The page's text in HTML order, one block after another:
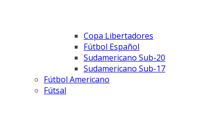
Copa Libertadores
Fútbol Español
Sudamericano Sub-20
Sudamericano Sub-17
Fútbol Americano
Fútsal